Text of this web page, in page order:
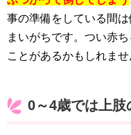
事の準備をしている間
まいがちです。つい赤
ことがあるかもしれませ
0～4歳では上肢